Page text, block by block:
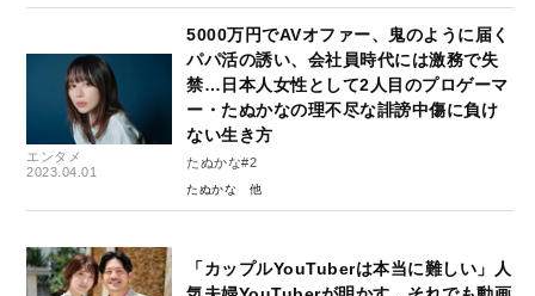
エンタメ
2023.04.01
5000万円でAVオファー、鬼のように届く
パパ活の誘い、会社員時代には激務で失
禁…日本人女性として2人目のプロゲーマ
ー・たぬかなの理不尽な誹謗中傷に負け
ない生き方
たぬかな#2
たぬかな
「カップルYouTuberは本当に難しい」人